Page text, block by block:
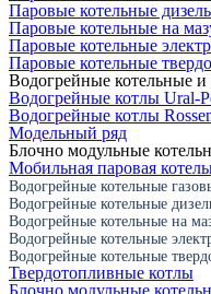
Паровые котельные
Паровые котельные на
Паровые котельные
Паровые котельные
Водогрейные котельные
Водогрейные котлы Ural-
Водогрейные котлы
Модельный ряд
Блочно модульные
Мобильная паровая
Водогрейные котельные
Водогрейные котельные
Водогрейные котельные на
Водогрейные котельные
Водогрейные котельные
Твердотопливные котлы
Блочно модульные